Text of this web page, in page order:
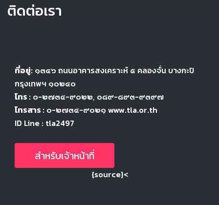
ติดต่อเรา
ที่อยู่: ๑๓๔๖ ถนนอาคารสงเคราะห์ ๕ คลองจั่น บางกะปิ
กรุงเทพฯ ๑๐๒๔๐
โทร : ๐-๒๗๓๔-๙๐๒๒, ๐๘๙-๘๙๓-๙๓๙๗
โทรสาร : ๐-๒๗๓๔-๙๐๒๑ www.tla.or.th
ID Line : tla2497
สำหรับเจ้าหน้าที่
{source}<